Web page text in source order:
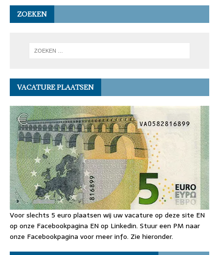
ZOEKEN
VACATURE PLAATSEN
Voor slechts 5 euro plaatsen wij uw vacature op deze site EN
op onze Facebookpagina EN op Linkedin. Stuur een PM naar
onze Facebookpagina voor meer info. Zie hieronder.